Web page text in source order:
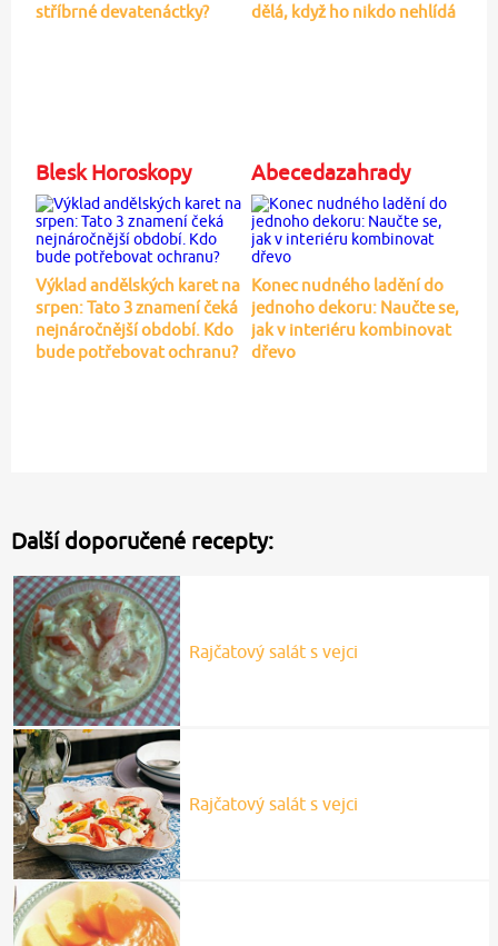
stříbrné devatenáctky?
dělá, když ho nikdo nehlídá
Blesk Horoskopy
Výklad andělských karet na
srpen: Tato 3 znamení čeká
nejnáročnější období. Kdo
bude potřebovat ochranu?
Abecedazahrady
Konec nudného ladění do
jednoho dekoru: Naučte se,
jak v interiéru kombinovat
dřevo
Další doporučené recepty:
Rajčatový salát s vejci
Rajčatový salát s vejci